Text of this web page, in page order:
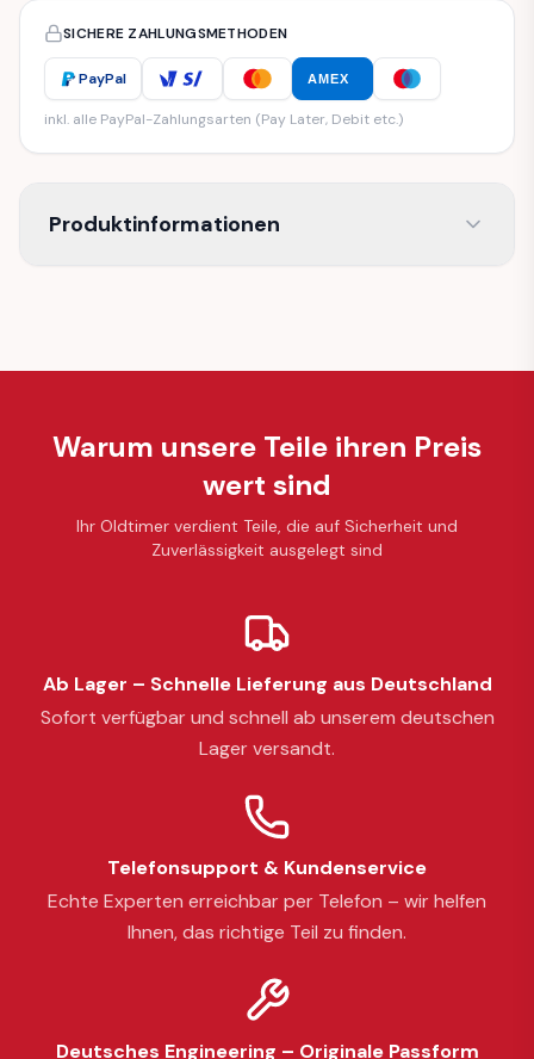
SICHERE ZAHLUNGSMETHODEN
PayPal AMEX
inkl. alle PayPal-Zahlungsarten (Pay Later, Debit etc.)
Produktinformationen
Warum unsere Teile ihren Preis
wert sind
Ihr Oldtimer verdient Teile, die auf Sicherheit und
Zuverlässigkeit ausgelegt sind
Ab Lager – Schnelle Lieferung aus Deutschland
Sofort verfügbar und schnell ab unserem deutschen
Lager versandt.
Telefonsupport & Kundenservice
Echte Experten erreichbar per Telefon – wir helfen
Ihnen, das richtige Teil zu finden.
Deutsches Engineering – Originale Passform